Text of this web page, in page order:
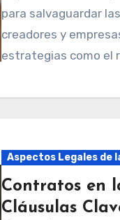
para salvaguardar
creadores y
estrategias como el
Aspectos Legales de
Contratos en
Cláusulas